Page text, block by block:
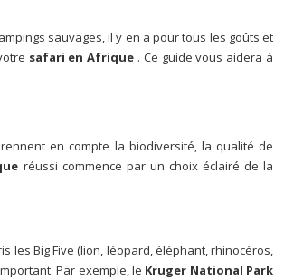
sauvages, il y en a pour tous les goûts et
safari en Afrique . Ce guide vous aidera à
en compte la biodiversité, la qualité de
réussi commence par un choix éclairé de la
les Big Five (lion, léopard, éléphant, rhinocéros,
Par exemple, le Kruger National Park